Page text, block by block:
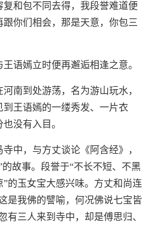
和包不同去得，我段誉难道便
你们相会，那是天意，你包三
语嫣立时便再邂逅相逢之意。
南到处游荡，名为游山玩水，
王语嫣的一缕秀发、一片衣
没有入目。
中，与方丈谈论《阿含经》，
故事。段誉于“不长不短、不黑
的玉女宝大感兴味。方丈和尚连
是我佛的譬喻，何况佛说七宝皆
三人来到寺中，却是傅思归、